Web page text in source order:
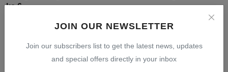
JOIN OUR NEWSLETTER
Join our subscribers list to get the latest news, updates
and special offers directly in your inbox
ke 6....